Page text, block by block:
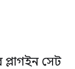
প্লাগইন সেট